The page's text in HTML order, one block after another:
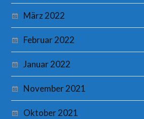
März 2022
Februar 2022
Januar 2022
November 2021
Oktober 2021